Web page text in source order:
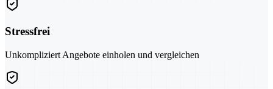
Stressfrei
Unkompliziert Angebote einholen und vergleichen